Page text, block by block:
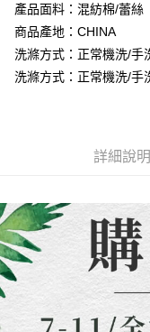
2.透過簡訊連結打開帳單
帳／街口支付／iPASS
【注意事項】
1.本服務係由「台灣大哥
由本公司與您本人進行分
結帳頁面，進行簡訊認證
２．訂單成立數日內，您
３．收到繳費通知簡訊後
ATM／網路銀行／等多元
※ 請注意：結帳手續完成
客戶支援中心」https://
１．透過由恩沛科技股份
易，需依本服務之必要範
權轉讓予恩沛科技股份有
２．關於個人資料處理事
https://aftee.tw/terms/
３．未成年的使用者請事
「AFTEE先享後付」，若
任。
每筆NT$80，滿
7-11取貨付款
每筆NT$80，滿
海外配送
產品面料：混紡棉/蕾絲
商品產地：CHINA
洗滌方式：正常機洗/手
洗滌方式：正常機洗/手
詳細說明